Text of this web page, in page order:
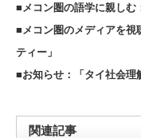
■メコン圏の語学に親し
■メコン圏のメディアを
ティー」
■お知らせ：「タイ社会理
関連記事